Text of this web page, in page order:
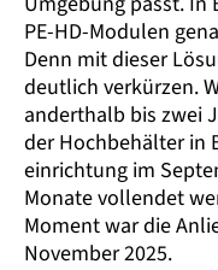
PE-HD-Modulen
Denn mit dieser
deutlich verkürzen.
andert­halb bis zwei
der Hochbehälter in
einrichtung im
Monate vollendet
Moment war die
November 2025.